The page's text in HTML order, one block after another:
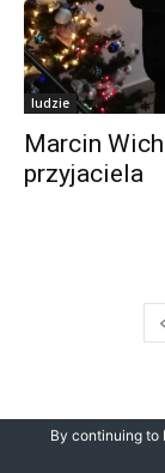
ludzie
Marcin
przyjaciela
©
By continuing to